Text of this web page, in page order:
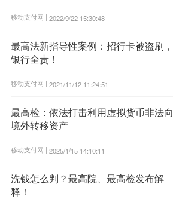
移动支付网 | 2022/9/22 15:30:48
最高法新指导性案例：招行卡被盗刷，
银行全责！
移动支付网 | 2021/11/12 11:24:51
最高检：依法打击利用虚拟货币非法向
境外转移资产
移动支付网 | 2025/1/15 14:10:11
洗钱怎么判？最高院、最高检发布解
释！